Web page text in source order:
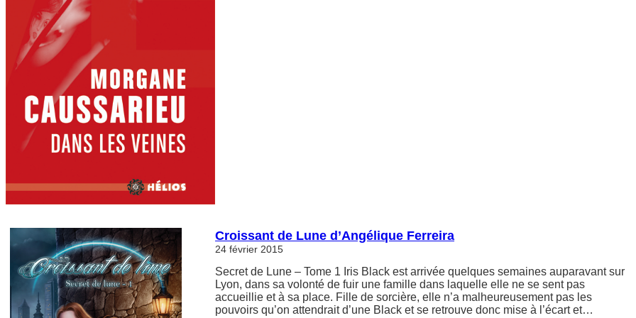
Croissant de Lune d’Angélique Ferreira
24 février 2015
Secret de Lune – Tome 1 Iris Black est arrivée quelques semaines auparavant sur
Lyon, dans sa volonté de fuir une famille dans laquelle elle ne se sent pas
accueillie et à sa place. Fille de sorcière, elle n’a malheureusement pas les
pouvoirs qu’on attendrait d’une Black et se retrouve donc mise à l’écart et…